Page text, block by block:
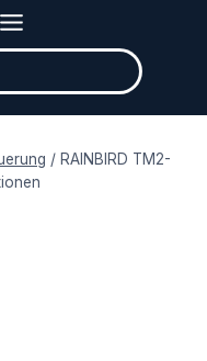
/ RAINBIRD TM2-